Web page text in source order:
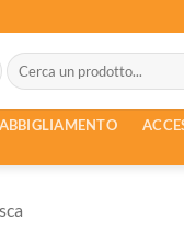
Cerca:
ABBIGLIAMENTO